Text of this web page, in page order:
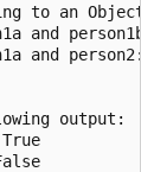
to an
and
and
output: